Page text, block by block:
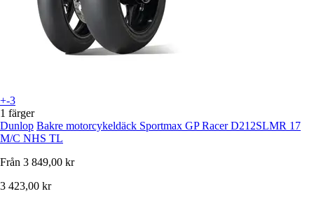
+-3
1 färger
Dunlop Bakre motorcykeldäck Sportmax GP Racer D212SLMR 17
M/C NHS TL
Från 3 849,00 kr
3 423,00 kr